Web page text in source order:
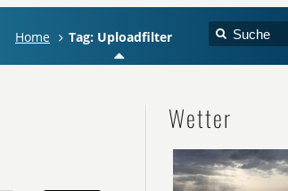
Home Tag: Uploadfilter
Wetter